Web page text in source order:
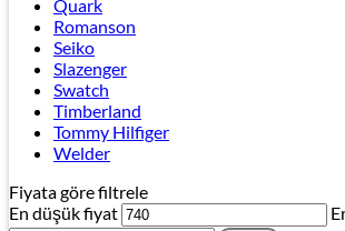
Quark
Romanson
Seiko
Slazenger
Swatch
Timberland
Tommy Hilfiger
Welder
Fiyata göre filtrele
En düşük fiyat